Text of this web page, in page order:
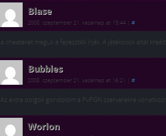
Blase
2008. szeptember 21. vasárnap at 15:44 #
a cheateket maguk a fejlesztők írják. A játékosok által
Bubbles
2008. szeptember 21. vasárnap at 16:21 #
Az extra dolgok gondolom a PvPGN szerverekre
Worlon